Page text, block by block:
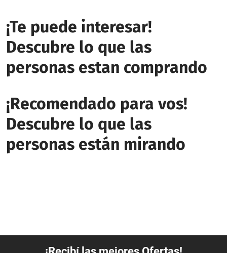
¡Te puede interesar!
Descubre lo que las
personas estan comprando
¡Recomendado para vos!
Descubre lo que las
personas están mirando